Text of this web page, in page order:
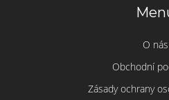
O nás
Obchodní
Zásady ochrany